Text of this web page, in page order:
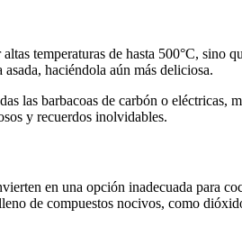
temperaturas de hasta 500°C, sino
haciéndola aún más deliciosa.
las barbacoas de carbón o eléctricas,
y recuerdos inolvidables.
en una opción inadecuada para
de compuestos nocivos, como